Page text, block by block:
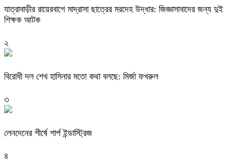
যাত্রাবাড়ীর রায়েরবাগে মাদ্রাসা ছাত্রের মরদেহ উদ্ধার: জিজ্ঞাসাবাদের জন্য দুই
শিক্ষক আটক
২
বিরোধী দল শেখ হাসিনার মতো কথা বলছে: মির্জা ফখরুল
৩
লেনদেনের শীর্ষে শার্প ইন্ডাস্ট্রিজ
৪